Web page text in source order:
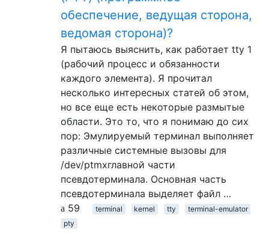
обеспечение, ведущая сторона,
ведомая сторона)?
Я пытаюсь выяснить, как работает tty 1
(рабочий процесс и обязанности
каждого элемента). Я прочитал
несколько интересных статей об этом,
но все еще есть некоторые размытые
области. Это то, что я понимаю до сих
пор: Эмулируемый терминал выполняет
различные системные вызовы для
/dev/ptmxглавной части
псевдотерминала. Основная часть
псевдотерминала выделяет файл …
59
terminal kernel tty
terminal-emulator
pty